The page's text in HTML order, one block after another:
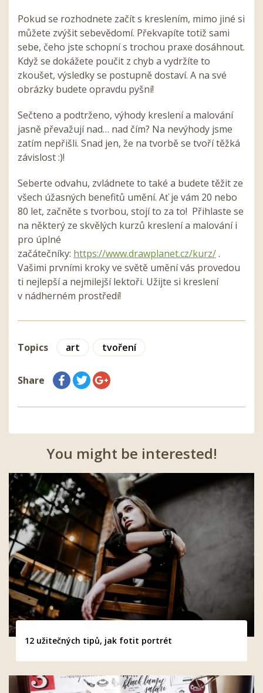
Pokud se rozhodnete začít s kreslením, mimo jiné si
můžete zvýšit sebevědomí. Překvapíte totiž sami
sebe, čeho jste schopní s trochou praxe dosáhnout.
Když se dokážete poučit z chyb a vydržíte to
zkoušet, výsledky se postupně dostaví. A na své
obrázky budete opravdu pyšní!
Sečteno a podtrženo, výhody kreslení a malování
jasně převažují nad… nad čím? Na nevýhody jsme
zatím nepřišli. Snad jen, že na tvorbě se tvoří těžká
závislost :)!
Seberte odvahu, zvládnete to také a budete těžit ze
všech úžasných benefitů umění. Ať je vám 20 nebo
80 let, začněte s tvorbou, stojí to za to! Přihlaste se
na některý ze skvělých kurzů kreslení a malování i
pro úplné
začátečníky: https://www.drawplanet.cz/kurz/.
Vašimi prvními kroky ve světě umění vás provedou
ti nejlepší a nejmilejší lektoři. Užijte si kreslení
v nádherném prostředí!
Topics art tvoření
Share
You might be interested!
12 užitečných tipů, jak fotit portrét